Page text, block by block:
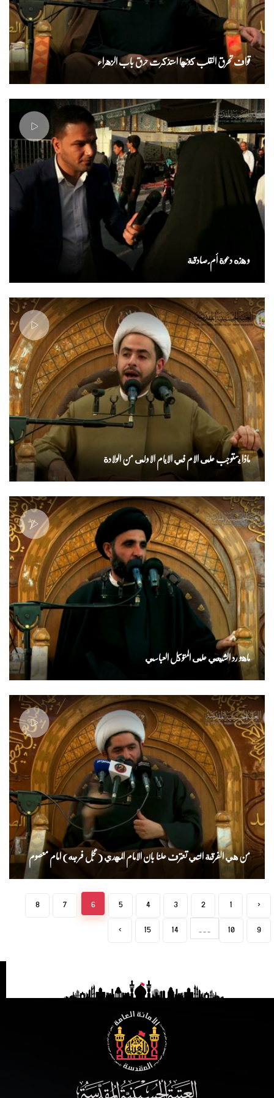
قواف تحرق القلب كونها استذكرت حرق باب الزهراء
و هذه دعوة أم ٍ صادقة
ماذا يستوجب على الام في الايام الاولى من الولادة
ماهو رد الشيعي على المتوكل العباسي
من هي الفرقة التي تعترف علنا بان الامام المهدي (عجل فرجه) امام معصوم
‹
1
2
3
4
5
6
7
8
9
10
...
14
15
›